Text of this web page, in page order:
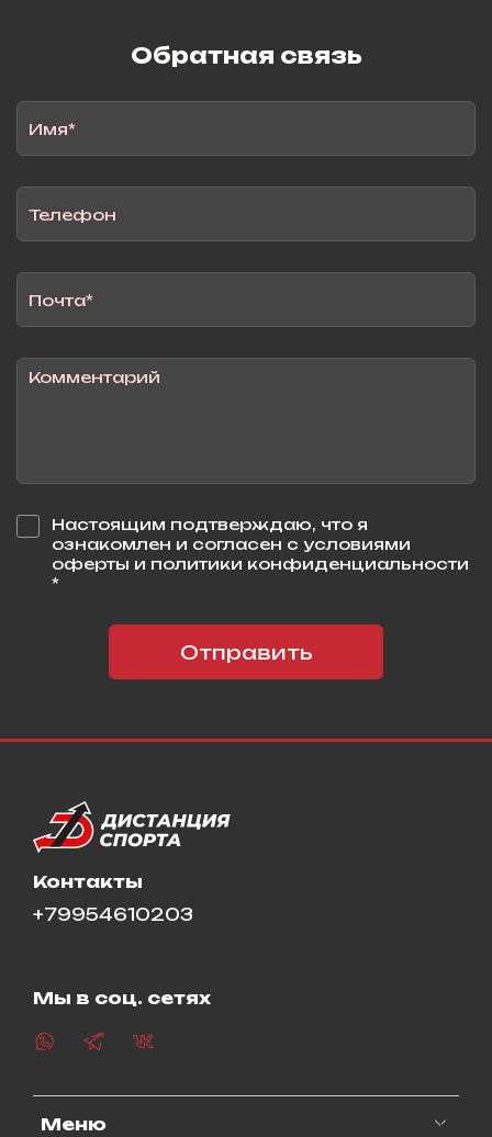
Обратная связь
Настоящим подтверждаю, что я
ознакомлен и согласен с условиями
оферты и политики конфиденциальности
*
Отправить
Меню
Контакты
+79954610203
Мы в соц. сетях